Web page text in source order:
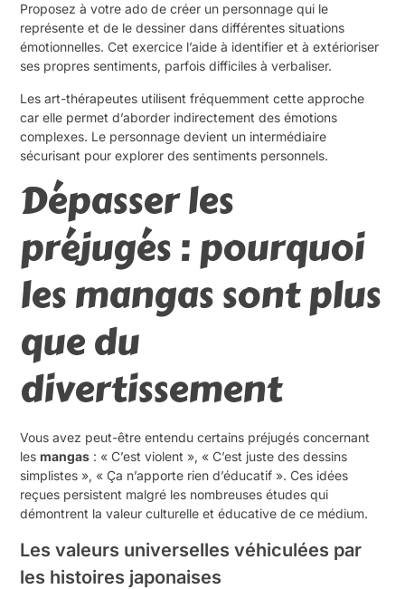
Proposez à votre ado de créer un personnage qui le
représente et de le dessiner dans différentes situations
émotionnelles. Cet exercice l’aide à identifier et à extérioriser
ses propres sentiments, parfois difficiles à verbaliser.
Les art-thérapeutes utilisent fréquemment cette approche
car elle permet d’aborder indirectement des émotions
complexes. Le personnage devient un intermédiaire
sécurisant pour explorer des sentiments personnels.
Dépasser les
préjugés : pourquoi
les mangas sont plus
que du
divertissement
Vous avez peut-être entendu certains préjugés concernant
lesmangas : « C’est violent », « C’est juste des dessins
simplistes », « Ça n’apporte rien d’éducatif ». Ces idées
reçues persistent malgré les nombreuses études qui
démontrent la valeur culturelle et éducative de ce médium.
Les valeurs universelles véhiculées par
les histoires japonaises